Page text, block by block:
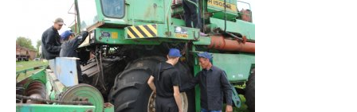
ПРО ПРОФЕСІЮ
ЗВОРОТНИЙ ЗВ’ЯЗОК
+380999123278